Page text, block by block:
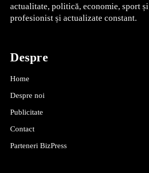
actualitate, politică, economie, sport
profesionist și actualizate constant.
Despre
Home
Despre noi
Publicitate
Contact
Parteneri BizPress